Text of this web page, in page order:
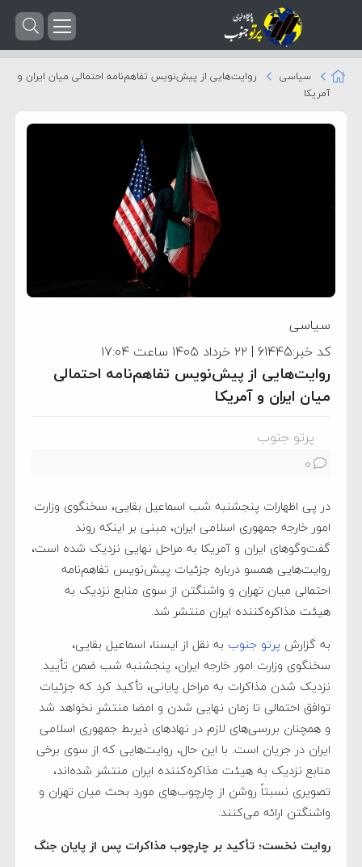
سیاسی
روایت‌هایی از پیش‌نویس تفاهم‌نامه احتمالی میان ایران و
آمریکا
سیاسی
کد خبر:61445 | ۲۲ خرداد ۱۴۰۵ ساعت ۱۷:۰۴
روایت‌هایی از پیش‌نویس تفاهم‌نامه احتمالی
میان ایران و آمریکا
پرتو جنوب
0
در پی اظهارات پنجشنبه شب اسماعیل بقایی، سخنگوی وزارت
امور خارجه جمهوری اسلامی ایران، مبنی بر اینکه روند
گفت‌وگوهای ایران و آمریکا به مراحل نهایی نزدیک شده است،
روایت‌هایی همسو درباره جزئیات پیش‌نویس تفاهم‌نامه
احتمالی میان تهران و واشنگتن از سوی منابع نزدیک به
هیئت مذاکره‌کننده ایران منتشر شد.
به گزارش پرتو جنوب به نقل از ایسنا، اسماعیل بقایی،
سخنگوی وزارت امور خارجه ایران، پنجشنبه شب ضمن تأیید
نزدیک شدن مذاکرات به مراحل پایانی، تأکید کرد که جزئیات
توافق احتمالی تا زمان نهایی شدن و امضا منتشر نخواهد شد
و همچنان بررسی‌های لازم در نهادهای ذیربط جمهوری اسلامی
ایران در جریان است. با این حال، روایت‌هایی که از سوی برخی
منابع نزدیک به هیئت مذاکره‌کننده ایران منتشر شده‌اند،
تصویری نسبتاً روشن از چارچوب‌های مورد بحث میان تهران و
واشنگتن ارائه می‌کنند.
روایت نخست؛ تأکید بر چارچوب مذاکرات پس از پایان جنگ